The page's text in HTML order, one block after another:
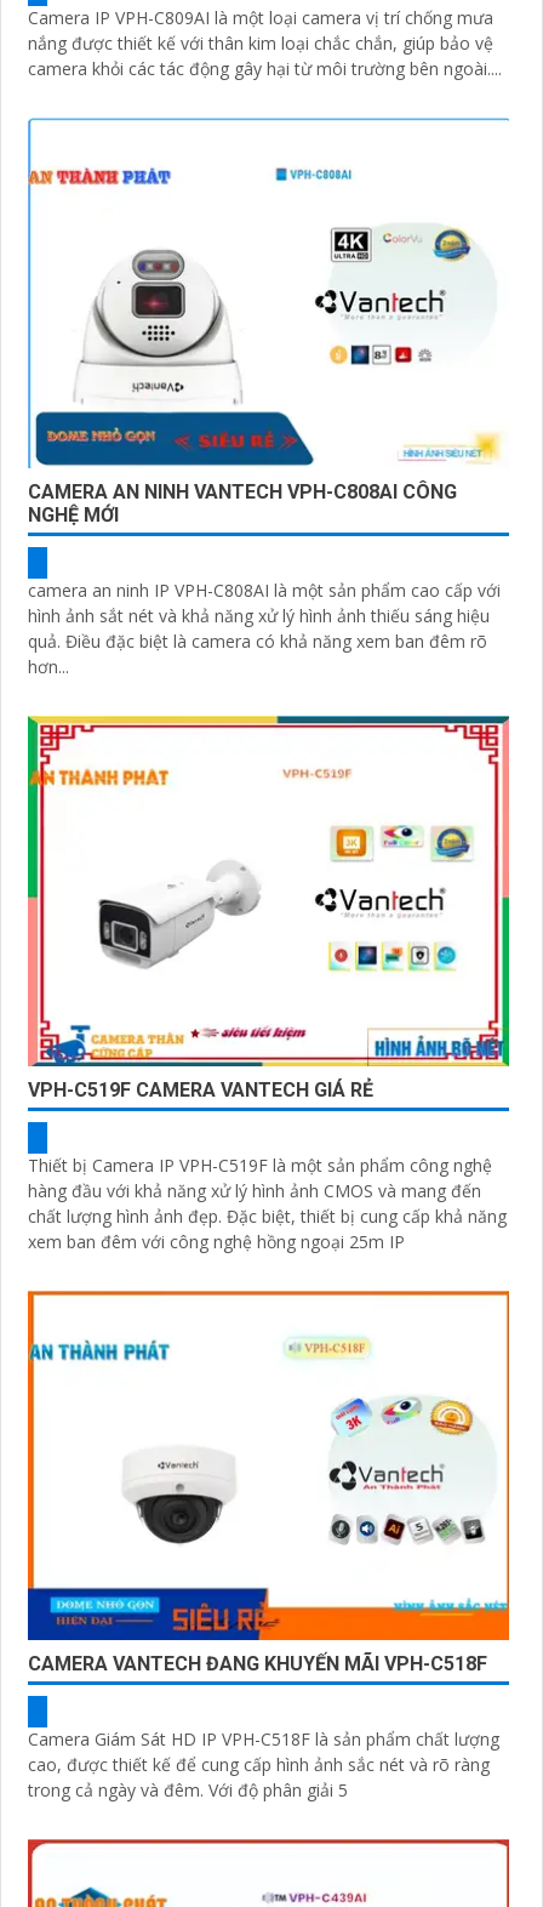
Camera IP VPH-C809AI là một loại camera vị trí chống mưa
nắng được thiết kế với thân kim loại chắc chắn, giúp bảo vệ
camera khỏi các tác động gây hại từ môi trường bên ngoài....
CAMERA AN NINH VANTECH VPH-C808AI CÔNG
NGHỆ MỚI
camera an ninh IP VPH-C808AI là một sản phẩm cao cấp với
hình ảnh sắt nét và khả năng xử lý hình ảnh thiếu sáng hiệu
quả. Điều đặc biệt là camera có khả năng xem ban đêm rõ
hơn...
VPH-C519F CAMERA VANTECH GIÁ RẺ
Thiết bị Camera IP VPH-C519F là một sản phẩm công nghệ
hàng đầu với khả năng xử lý hình ảnh CMOS và mang đến
chất lượng hình ảnh đẹp. Đặc biệt, thiết bị cung cấp khả năng
xem ban đêm với công nghệ hồng ngoại 25m IP
CAMERA VANTECH ĐANG KHUYẾN MÃI VPH-C518F
Camera Giám Sát HD IP VPH-C518F là sản phẩm chất lượng
cao, được thiết kế để cung cấp hình ảnh sắc nét và rõ ràng
trong cả ngày và đêm. Với độ phân giải 5